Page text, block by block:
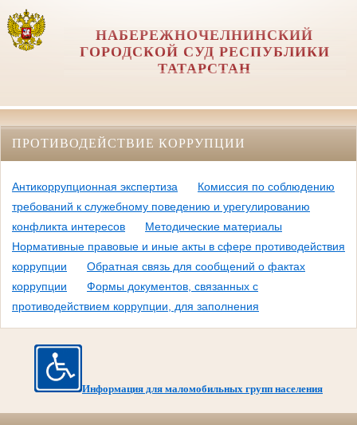
НАБЕРЕЖНОЧЕЛНИНСКИЙ
ГОРОДСКОЙ СУД РЕСПУБЛИКИ
ТАТАРСТАН
ПРОТИВОДЕЙСТВИЕ КОРРУПЦИИ
Антикоррупционная экспертиза
Комиссия по соблюдению
требований к служебному поведению и урегулированию
конфликта интересов
Методические материалы
Нормативные правовые и иные акты в сфере противодействия
коррупции
Обратная связь для сообщений о фактах
коррупции
Формы документов, связанных с
противодействием коррупции, для заполнения
Информация для маломобильных групп населения